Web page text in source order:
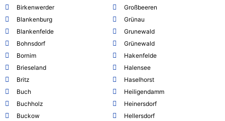
Birkenwerder
Blankenburg
Blankenfelde
Bohnsdorf
Bornim
Brieseland
Britz
Buch
Buchholz
Buckow
Großbeeren
Grünau
Grunewald
Grünewald
Hakenfelde
Halensee
Haselhorst
Heiligendamm
Heinersdorf
Hellersdorf